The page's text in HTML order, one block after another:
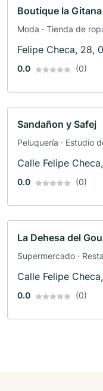
Boutique la Gitana
Moda · Tienda de
Felipe Checa, 28,
0.0 (0)
Sandañon y Safej
Peluquería · Estudio
Calle Felipe
0.0 (0)
La Dehesa del
Supermercado ·
Calle Felipe
0.0 (0)